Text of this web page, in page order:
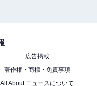
広告掲載
著作権・商標・免責事項
All About ニュースについて